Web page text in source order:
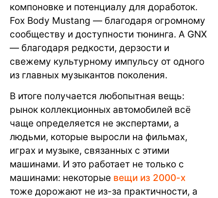
компоновке и потенциалу для доработок.
Fox Body Mustang — благодаря огромному
сообществу и доступности тюнинга. А GNX
— благодаря редкости, дерзости и
свежему культурному импульсу от одного
из главных музыкантов поколения.
В итоге получается любопытная вещь:
рынок коллекционных автомобилей всё
чаще определяется не экспертами, а
людьми, которые выросли на фильмах,
играх и музыке, связанных с этими
машинами. И это работает не только с
машинами: некоторые вещи из 2000-х
тоже дорожают не из-за практичности, а